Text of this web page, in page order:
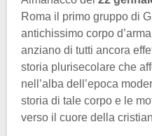
Roma il primo gruppo di
antichissimo corpo
anziano di tutti ancora
storia plurisecolare che
nell’alba dell’epoca
storia di tale corpo e le
verso il cuore della